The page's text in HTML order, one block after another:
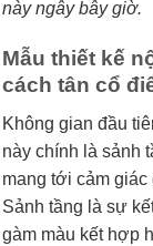
này ngây bây giờ.
Mẫu thiết kế
cách tân cổ
Không gian đầu
này chính là sảnh
mang tới cảm
Sảnh tầng là sự
gàm màu kết hợp